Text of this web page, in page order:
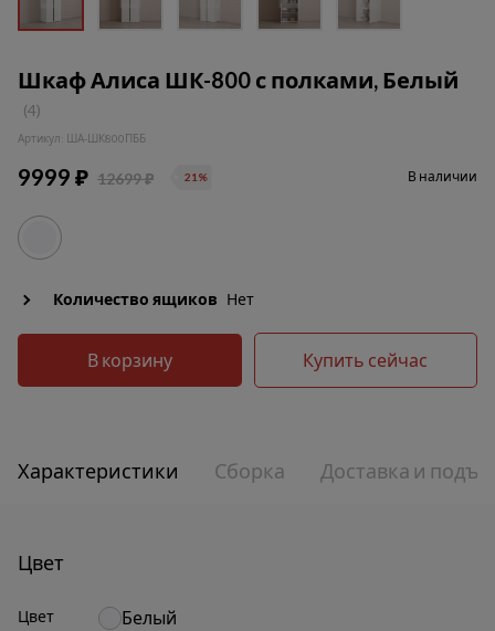
Шкаф Алиса ШК-800 с полками, Белый
(4)
Артикул: ША-ШК800ПББ
9999 ₽ 12699 ₽ 21% В наличии
Количество ящиков Нет
В корзину Купить сейчас
Характеристики Сборка Доставка и
Цвет
Цвет Белый